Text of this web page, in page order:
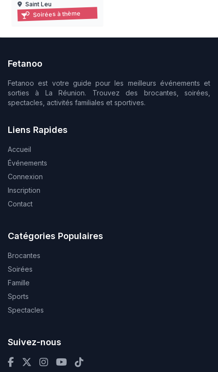
Les jours de la nuit à kélonia – visites nocturnes 2026
19/06/2026 au 18/09/2026
Saint Leu
Soirées à thème
Fetanoo
Fetanoo est votre guide pour les meilleurs événements et
sorties à La Réunion. Trouvez des brocantes, soirées,
spectacles, activités familiales et sportives.
Liens Rapides
Accueil
Événements
Connexion
Inscription
Contact
Catégories Populaires
Brocantes
Soirées
Famille
Sports
Spectacles
Suivez-nous